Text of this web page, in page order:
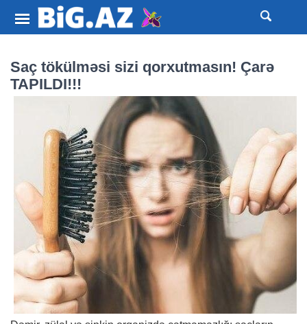
Saç tökülməsi sizi qorxutmasın! Çarə
TAPILDI!!!